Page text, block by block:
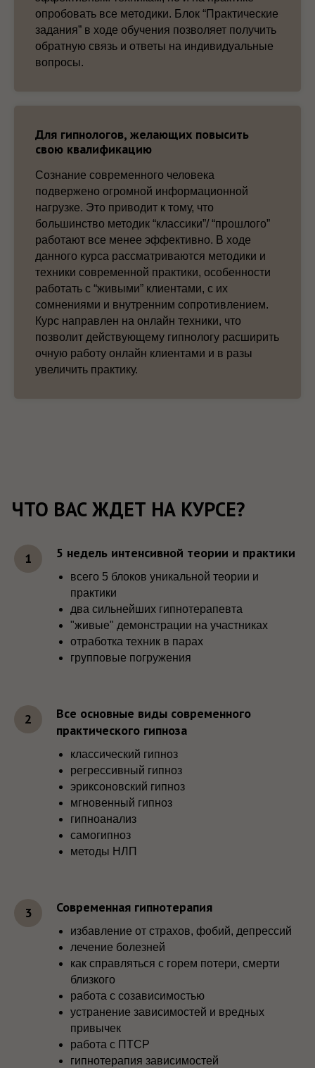
опробовать все методики. Блок “Практические
задания” в ходе обучения позволяет получить
обратную связь и ответы на индивидуальные
вопросы.
Для гипнологов, желающих повысить
свою квалификацию
Сознание современного человека
подвержено огромной информационной
нагрузке. Это приводит к тому, что
большинство методик “классики”/ “прошлого”
работают все менее эффективно. В ходе
данного курса рассматриваются методики и
техники современной практики, особенности
работать с “живыми” клиентами, с их
сомнениями и внутренним сопротивлением.
Курс направлен на онлайн техники, что
позволит действующему гипнологу расширить
очную работу онлайн клиентами и в разы
увеличить практику.
5 недель интенсивной теории и практики
всего 5 блоков уникальной теории и
практики
два сильнейших гипнотерапевта
"живые" демонстрации на участниках
отработка техник в парах
групповые погружения
Все основные виды современного
практического гипноза
классический гипноз
регрессивный гипноз
эриксоновский гипноз
мгновенный гипноз
гипноанализ
самогипноз
методы НЛП
Современная гипнотерапия
избавление от страхов, фобий, депрессий
лечение болезней
как справляться с горем потери, смерти
близкого
работа с созависимостью
устранение зависимостей и вредных
привычек
работа с ПТСР
гипнотерапия зависимостей